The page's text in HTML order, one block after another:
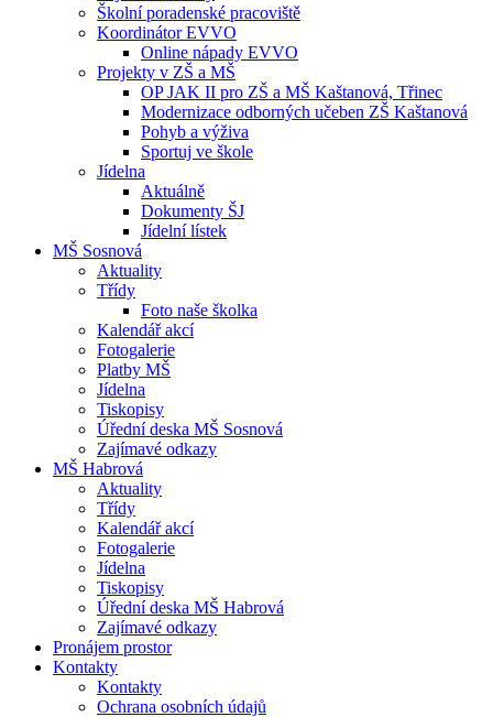
Školní poradenské pracoviště
Koordinátor EVVO
Online nápady EVVO
Projekty v ZŠ a MŠ
OP JAK II pro ZŠ a MŠ Kaštanová, Třinec
Modernizace odborných učeben ZŠ Kaštanová
Pohyb a výživa
Sportuj ve škole
Jídelna
Aktuálně
Dokumenty ŠJ
Jídelní lístek
MŠ Sosnová
Aktuality
Třídy
Foto naše školka
Kalendář akcí
Fotogalerie
Platby MŠ
Jídelna
Tiskopisy
Úřední deska MŠ Sosnová
Zajímavé odkazy
MŠ Habrová
Aktuality
Třídy
Kalendář akcí
Fotogalerie
Jídelna
Tiskopisy
Úřední deska MŠ Habrová
Zajímavé odkazy
Pronájem prostor
Kontakty
Kontakty
Ochrana osobních údajů